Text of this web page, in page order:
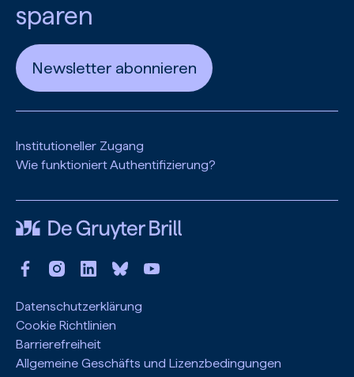
sparen
Newsletter abonnieren
Institutioneller Zugang
Wie funktioniert Authentifizierung?
Datenschutzerklärung
Cookie Richtlinien
Barrierefreiheit
Allgemeine Geschäfts und Lizenzbedingungen